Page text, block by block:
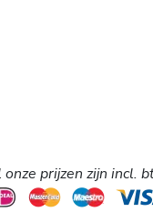
prijzen zijn incl.